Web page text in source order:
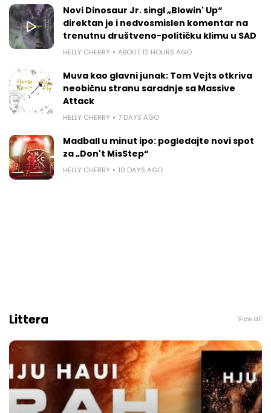
Novi Dinosaur Jr. singl „Blowin' Up“
direktan je i nedvosmislen komentar na
trenutnu društveno-političku klimu u SAD
HELLY CHERRY ABOUT 12 HOURS AGO
Muva kao glavni junak: Tom Vejts otkriva
neobičnu stranu saradnje sa Massive
Attack
HELLY CHERRY 7 DAYS AGO
Madball u minut ipo: pogledajte novi spot
za „Don't MisStep“
HELLY CHERRY 10 DAYS AGO
Littera View all